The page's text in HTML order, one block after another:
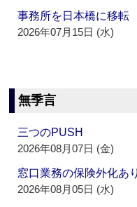
事務所を日本橋に移
2026年07月15日 (水)
無季言
三つのPUSH
2026年08月07日 (金)
窓口業務の保険外化あ
2026年08月05日 (水)